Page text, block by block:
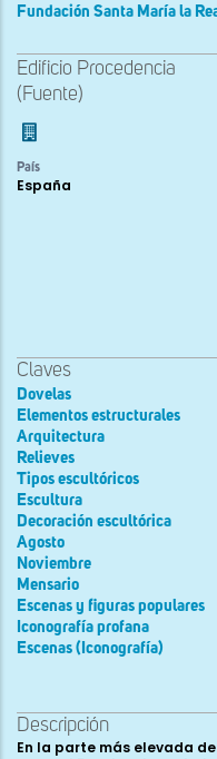
Fundación Santa María la
Edificio Procedencia
(Fuente)
País
España
Claves
Dovelas
Elementos estructurales
Arquitectura
Relieves
Tipos escultóricos
Escultura
Decoración escultórica
Agosto
Noviembre
Mensario
Escenas y figuras populares
Iconografía profana
Escenas (Iconografía)
Descripción
En la parte más elevada de El Frago, en una zona conocida como el Fosal, se levanta la iglesia parroquial de San Nicolás de Bari. Forma parte de un conjunto fortificado al que se accede por una portada abierta en arco de medio punto, en el lado sur. Su enclave da pistas sobre su función defensiva, idea reforzada, en palabras de Guitart, por las saeteras abiertas en la parte alta de la nave y del ábside. No es extraño encontrar este conjunto en esta población, ya que El Frago fue una avanzada de Biel hacia el Sur, siguiendo el camino natural formado por el valle del río Arba. La fábrica original románica fue reformada a lo largo de la primera mitad del siglo XVI, al igual que otras muchas de este territorio comarcal. A los pies se añadió una torre, en el lado norte una capilla lateral y en el lado sur otra capilla y el espacio de la sacristía. En el interior, a los pies, se realizó un coro alto sobre vigas de madera reforzadas por arcos diafragma. Tanto las capillas laterales citadas como la sacristía se cubrieron con bóvedas de crucería estrellada. La torre tiene una planta cuadrada y dos alturas en su alzado, con campanario en el cuerpo superior, en el que abren tres vanos. La remata un chapitel de sección piramidal con crestería de tipo goticista. Este edificio fue declarado Bien de Interés Cultural, en la categoría de Monumento, por el Gobierno de Aragón, según el decreto 280/2001 de 6 de noviembre. La planta, románica, es de forma rectangular, ligeramente irregular. Presenta nave única dividida en cuatro tramos rematados por un ábside semicircular orientado al Este. Tiene una longitud que alcanza los 30 m y una anchura de 6,90 m en la nave. Dispone de dos accesos que se sitúan a los pies y en el segundo tramo del muro sur. Bajo la cabecera existe una cripta con las mismas dimensiones que ésta, gracias a la cual se niveló el terreno previamente a la construcción de la iglesia superior, optimizando de esta manera el espacio disponible. La planta de la cripta se desarrolla en dos tramos, uno rectangular y otro semicircular. Se accede a ella mediante unas escaleras por una puerta central. En el interior del templo parroquial domina la severidad arquitectónica, a lo que contribuye la escueta iluminación del conjunto a través tan sólo de tres ventanas: una centrada en el ábside, tras el retablo, otra a los pies, sobre el coro alto, ligeramente descentrada hacia el Sur, y la última en el primer tramo del lado sur. El hecho de que tanto la puerta como la ventana del hastial estén descentradas permite aventurar la preexistencia de la torre aneja, que sólo tiene como elemento a señalar una puerta sencilla de medio punto, cegada en su cara meridional. En el espacio de la cripta se abre otro vano, tan sólo observable desde el exterior, ya que al interior queda oculto por el retablo barroco del Santo Cristo. El conjunto está realizado con buena piedra sillar aunque tan sólo se aprecia en los muros exteriores, ya que el interior está completamente enlucido y pintado. En la cripta ocurre lo mismo, salvo por el zócalo que recorre el perímetro bajo de sus muros. Se registran numerosas marcas de cantero en los sillares exteriores. Debido a la cripta, el presbiterio y el cilindro absidal se encuentran elevados a un nivel superior con respecto a la nave. Los sistemas de cubrición usados son la bóveda de cañón apuntado sobre arcos fajones para los tres tramos de la nave y el presbiterio, y la bóveda de horno apuntada para el ábside. Esta última se refuerza con dos nervios con baquetón, que confluyen en el arco de embocadura y apean en columnas ocultas tras el retablo mayor. El diseño de la cabecera constituye, por tanto, una simplificación de las grandes cabeceras nervadas tardorrománicas tan habituales en las Cinco Villas (Ejea, Luna, El Bayo, etc.). La cripta, a su vez, también está cubierta por bóveda de cañón para el tramo rectangular y de cuarto de esfera para el ábside, naciendo ambas desde el zócalo que rodea su perímetro. Los elementos sustentantes usados en la iglesia son columnas adosadas a los muros, rematadas en capiteles decorados a base de hojas. La cabecera, de sección semicircular, está dividida en tres lienzos por las columnas que sostienen a los nervios que refuerzan la bóveda de horno usada en la cubrición. Los nervios confluyen en lo alto de la bóveda en una clave con la cabeza de un animal esculpida, de ojos saltones y gran hocico, tan sólo identificable con algún ser fantástico. Según Almería, los capiteles de las columnas del ábside que quedan